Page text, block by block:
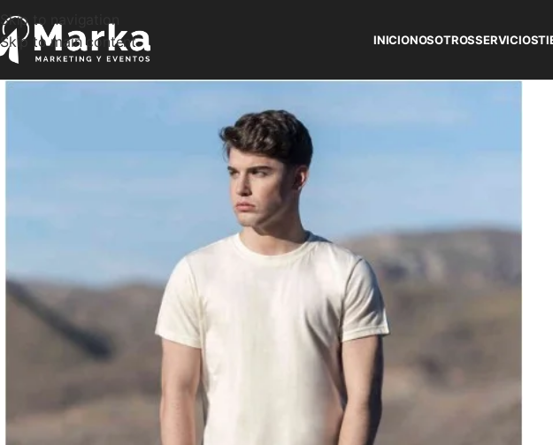
Skip to navigation
Skip to main content
INICIONOSOTROSSERVICIOS